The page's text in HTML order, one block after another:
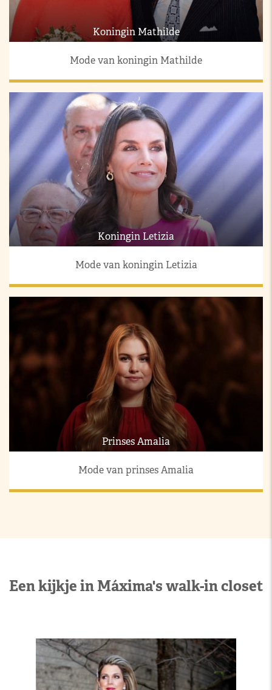
Koningin Mathilde
Mode van koningin Mathilde
Koningin Letizia
Mode van koningin Letizia
Prinses Amalia
Mode van prinses Amalia
Een kijkje in Máxima's walk-in closet